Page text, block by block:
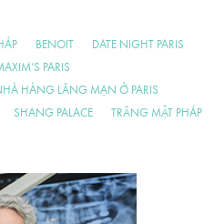
BENOIT
DATE NIGHT PARIS
PARIS
HÀNG LÃNG MẠN Ở PARIS
SHANG PALACE
TRĂNG MẬT PHÁP